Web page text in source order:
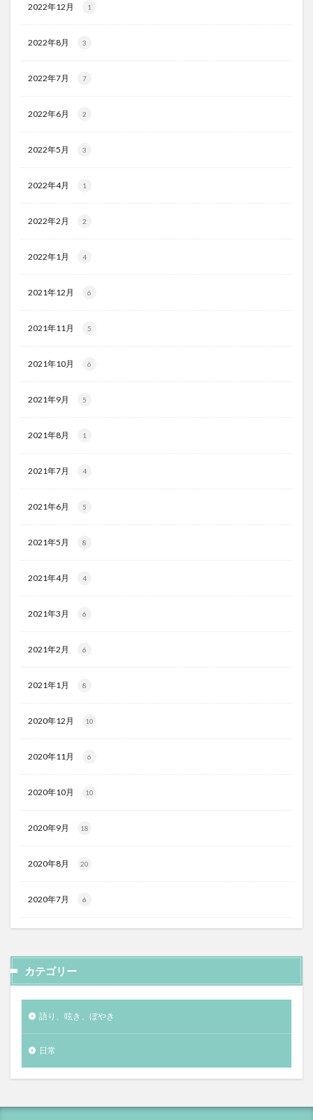
2022年12月 1
2022年8月 3
2022年7月 7
2022年6月 2
2022年5月 3
2022年4月 1
2022年2月 2
2022年1月 4
2021年12月 6
2021年11月 5
2021年10月 6
2021年9月 5
2021年8月 1
2021年7月 4
2021年6月 5
2021年5月 8
2021年4月 4
2021年3月 6
2021年2月 6
2021年1月 8
2020年12月 10
2020年11月 6
2020年10月 10
2020年9月 18
2020年8月 20
2020年7月 6
カテゴリー
語り、呟き、ぼやき
日常